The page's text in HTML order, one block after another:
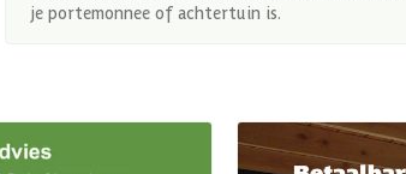
je portemonnee of achtertuin is.